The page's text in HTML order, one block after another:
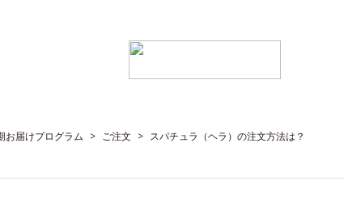
お届けプログラム > ご注文 > スパチュラ（ヘラ）の注文方法は？